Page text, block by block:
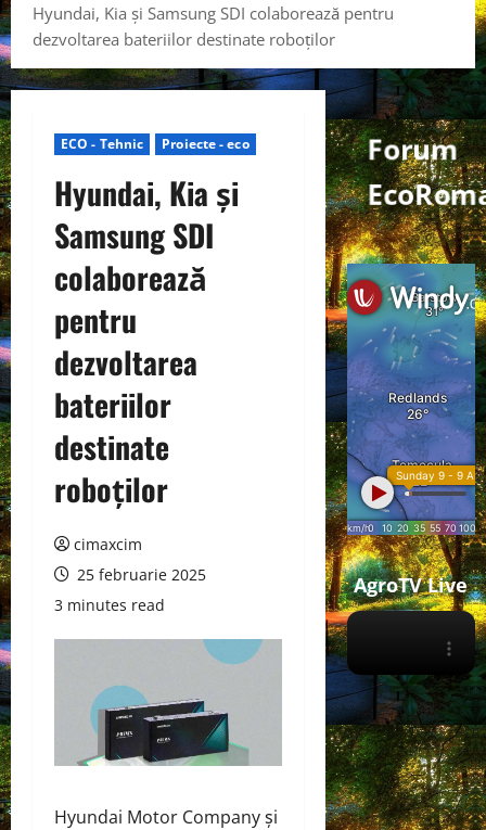
Hyundai, Kia și Samsung SDI colaborează pentru
dezvoltarea bateriilor destinate roboților
ECO - Tehnic Proiecte - eco
Hyundai, Kia și
Samsung SDI
colaborează
pentru
dezvoltarea
bateriilor
destinate
roboților
cimaxcim
25 februarie 2025
3 minutes read
Hyundai Motor Company și
Forum
AgroTV Live